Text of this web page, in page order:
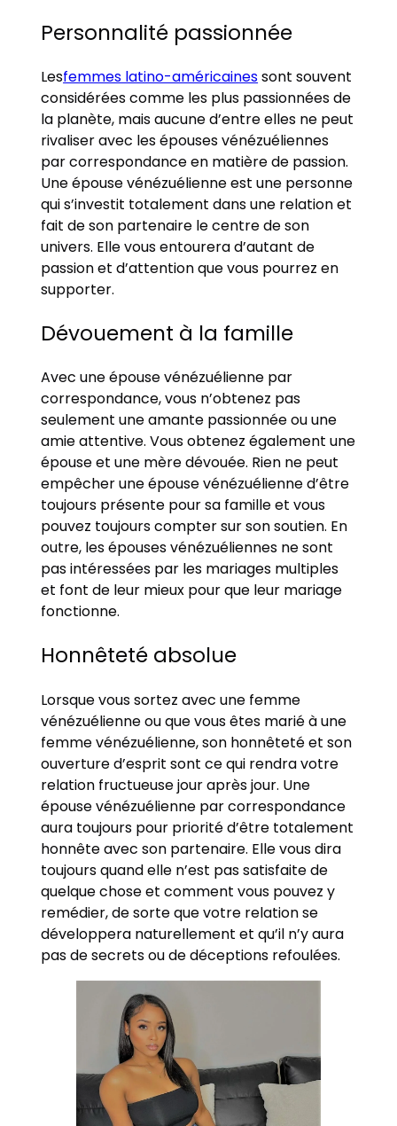
Personnalité passionnée
Lesfemmes latino-américainessont souvent
considérées comme les plus passionnées de
la planète, mais aucune d’entre elles ne peut
rivaliser avec les épouses vénézuéliennes
par correspondance en matière de passion.
Une épouse vénézuélienne est une personne
qui s’investit totalement dans une relation et
fait de son partenaire le centre de son
univers. Elle vous entourera d’autant de
passion et d’attention que vous pourrez en
supporter.
Dévouement à la famille
Avec une épouse vénézuélienne par
correspondance, vous n’obtenez pas
seulement une amante passionnée ou une
amie attentive. Vous obtenez également une
épouse et une mère dévouée. Rien ne peut
empêcher une épouse vénézuélienne d’être
toujours présente pour sa famille et vous
pouvez toujours compter sur son soutien. En
outre, les épouses vénézuéliennes ne sont
pas intéressées par les mariages multiples
et font de leur mieux pour que leur mariage
fonctionne.
Honnêteté absolue
Lorsque vous sortez avec une femme
vénézuélienne ou que vous êtes marié à une
femme vénézuélienne, son honnêteté et son
ouverture d’esprit sont ce qui rendra votre
relation fructueuse jour après jour. Une
épouse vénézuélienne par correspondance
aura toujours pour priorité d’être totalement
honnête avec son partenaire. Elle vous dira
toujours quand elle n’est pas satisfaite de
quelque chose et comment vous pouvez y
remédier, de sorte que votre relation se
développera naturellement et qu’il n’y aura
pas de secrets ou de déceptions refoulées.